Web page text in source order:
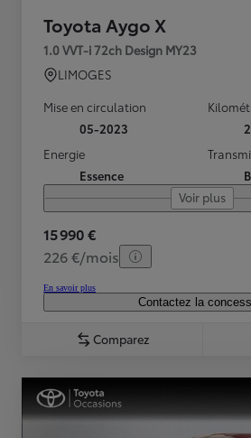
Toyota Aygo X
1.0 VVT-i 72ch Design MY23
LIMOGES
Mise en circulation
05-2023
Energie
Essence
Voir plus
15 990 €
226 €/mois
En savoir plus
Contactez la
Comparez